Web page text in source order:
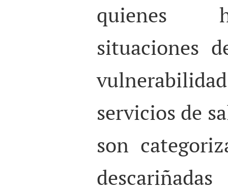
quienes
situaciones
servicios de
son